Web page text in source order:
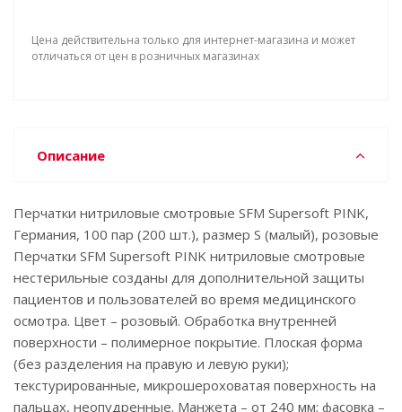
Цена действительна только для интернет-магазина и может
отличаться от цен в розничных магазинах
Описание
Перчатки нитриловые смотровые SFM Supersoft PINK,
Германия, 100 пар (200 шт.), размер S (малый), розовые
Перчатки SFM Supersoft PINK нитриловые смотровые
нестерильные созданы для дополнительной защиты
пациентов и пользователей во время медицинского
осмотра. Цвет – розовый. Обработка внутренней
поверхности – полимерное покрытие. Плоская форма
(без разделения на правую и левую руки);
текстурированные, микрошероховатая поверхность на
пальцах, неопудренные. Манжета – от 240 мм; фасовка –